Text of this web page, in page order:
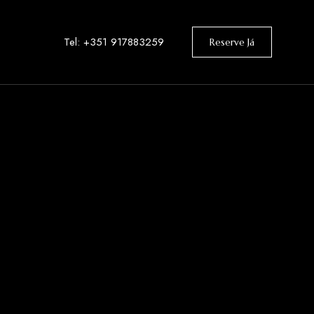
Tel: +351 917883259 Reserve Já